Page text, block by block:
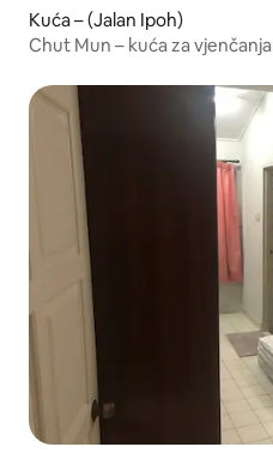
Kuća – (Jalan Ipoh)
Chut Mun – kuća za vjenčanja